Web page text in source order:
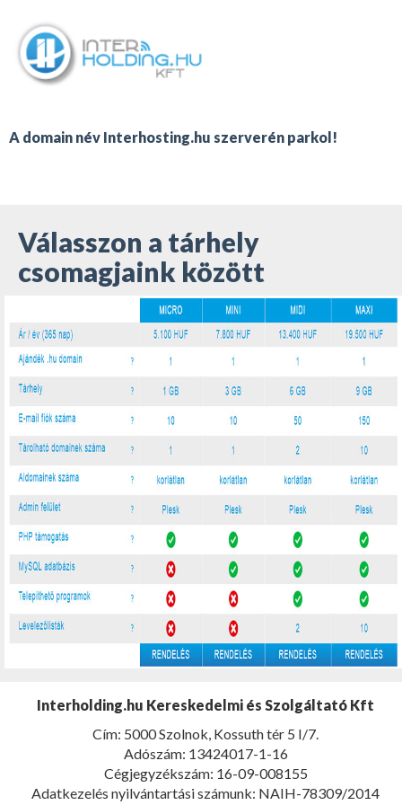
A domain név Interhosting.hu szerverén parkol!
Válasszon a tárhely
csomagjaink között
Interholding.hu Kereskedelmi és Szolgáltató Kft
Cím: 5000 Szolnok, Kossuth tér 5 I/7.
Adószám: 13424017-1-16
Cégjegyzékszám: 16-09-008155
Adatkezelés nyilvántartási számunk: NAIH-78309/2014